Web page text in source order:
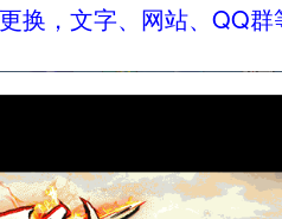
换，文字、网站、QQ